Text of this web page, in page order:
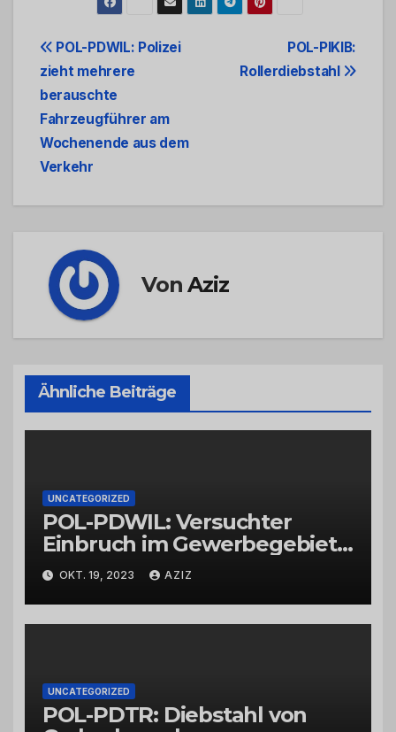
Beitrags-
Navigation
POL-PIKIB:
Rollerdiebstahl
POL-PDWIL: Polizei
zieht mehrere
berauschte
Fahrzeugführer am
Wochenende aus dem
Verkehr
VonAziz
Ähnliche Beiträge
UNCATEGORIZED
POL-PDWIL: Versuchter
Einbruch im Gewerbegebiet
Wittlich
OKT. 19, 2023 AZIZ
UNCATEGORIZED
POL-PDTR: Diebstahl von